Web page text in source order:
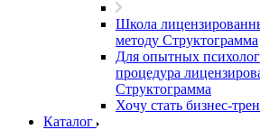
Школа
методу Структограмма
Для опытных
процедура
Структограмма
Хочу стать бизнес-
Каталог